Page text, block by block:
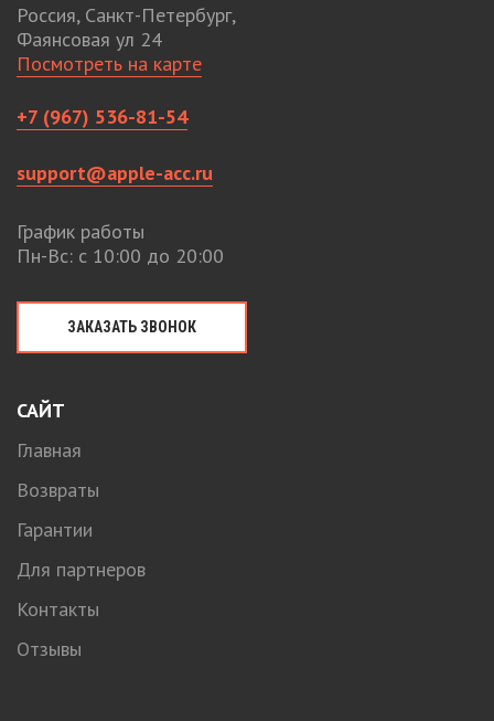
Россия, Санкт-Петербург,
Фаянсовая ул 24
Посмотреть на карте
+7 (967) 536-81-54
support@apple-acc.ru
График работы
Пн-Вс: с 10:00 до 20:00
ЗАКАЗАТЬ ЗВОНОК
САЙТ
Главная
Возвраты
Гарантии
Для партнеров
Контакты
Отзывы